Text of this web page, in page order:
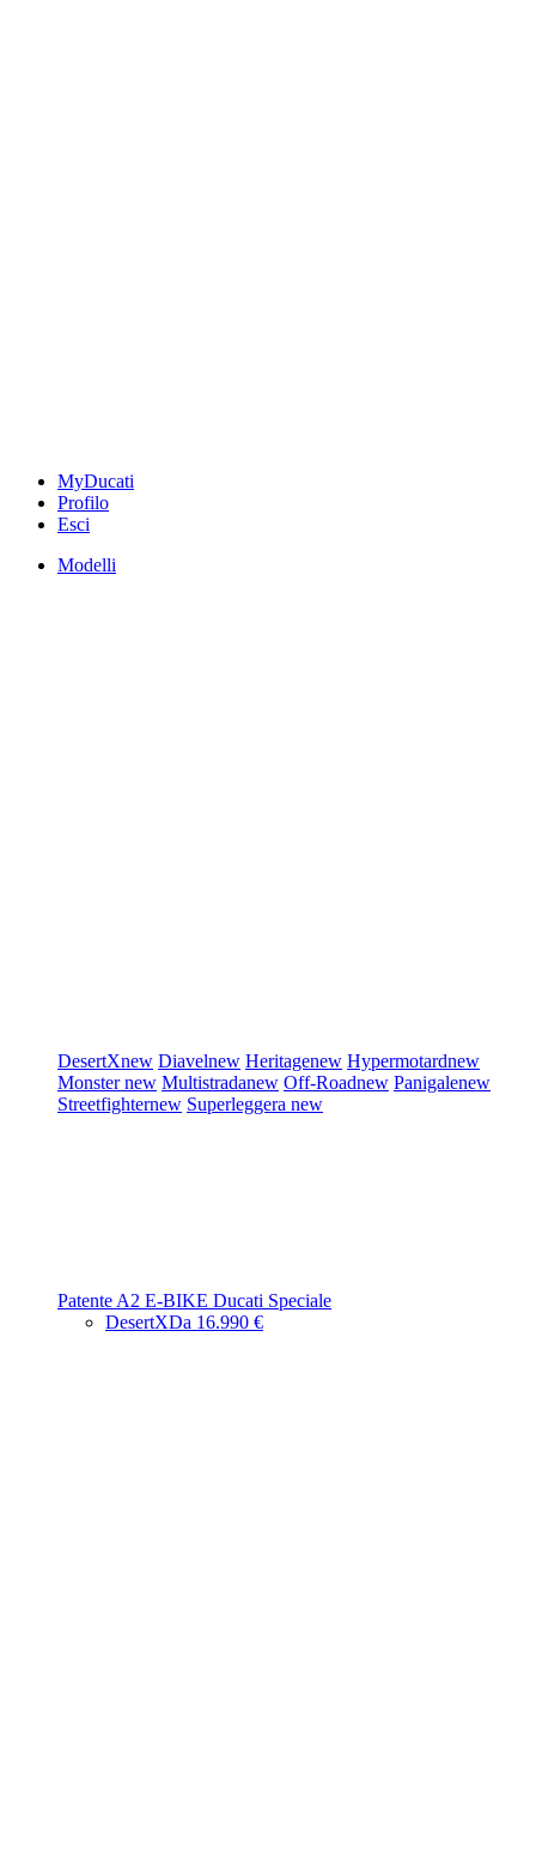
MyDucati
Profilo
Esci
Modelli
DesertXnew Diavelnew Heritagenew Hypermotardnew
Monsternew Multistradanew Off-Roadnew Panigalenew
Streetfighternew Superleggera new
Patente A2 E-BIKE Ducati Speciale
DesertXDa 16.990 €